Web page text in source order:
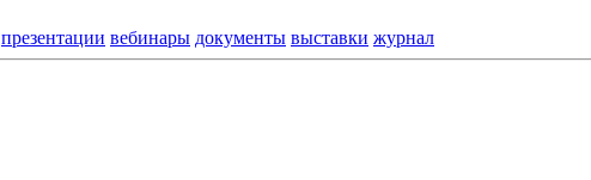
презентации вебинары документы выставки журнал